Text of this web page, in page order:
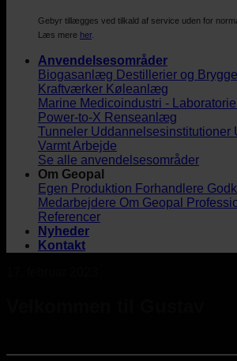
Gebyr tillægges ved tilkald af service uden for
Læs mere her.
Anvendelsesområder
Biogasanlæg Destillerier og
Kraftværker Køleanlæg
Marine Medicoindustri -
Power-to-X Renseanlæg
Tunneler Uddannelsesinstitutioner
Varmt Arbejde
Se alle anvendelsesområder
Om Geopal
Egen Produktion Forhandlere
Medarbejdere Om Geopal
Referencer
Nyheder
Kontakt